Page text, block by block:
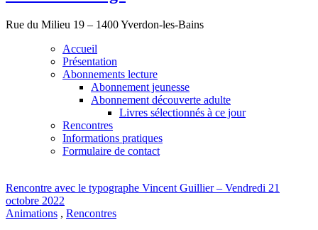
Rue du Milieu 19 – 1400 Yverdon-les-Bains
Accueil
Présentation
Abonnements lecture
Abonnement jeunesse
Abonnement découverte adulte
Livres sélectionnés à ce jour
Rencontres
Informations pratiques
Formulaire de contact
Rencontre avec le typographe Vincent Guillier – Vendredi 21
octobre 2022
Animations , Rencontres